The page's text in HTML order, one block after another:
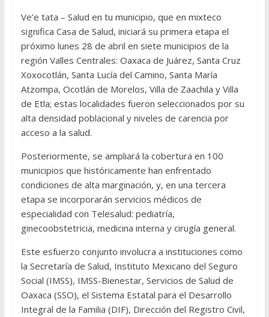
Ve’e tata – Salud en tu municipio, que en mixteco
significa Casa de Salud, iniciará su primera etapa el
próximo lunes 28 de abril en siete municipios de la
región Valles Centrales: Oaxaca de Juárez, Santa Cruz
Xoxocotlán, Santa Lucía del Camino, Santa María
Atzompa, Ocotlán de Morelos, Villa de Zaachila y Villa
de Etla; estas localidades fueron seleccionados por su
alta densidad poblacional y niveles de carencia por
acceso a la salud.
Posteriormente, se ampliará la cobertura en 100
municipios que históricamente han enfrentado
condiciones de alta marginación, y, en una tercera
etapa se incorporarán servicios médicos de
especialidad con Telesalud: pediatría,
ginecoobstetricia, medicina interna y cirugía general.
Este esfuerzo conjunto involucra a instituciones como
la Secretaría de Salud, Instituto Mexicano del Seguro
Social (IMSS), IMSS-Bienestar, Servicios de Salud de
Oaxaca (SSO), el Sistema Estatal para el Desarrollo
Integral de la Familia (DIF), Dirección del Registro Civil,